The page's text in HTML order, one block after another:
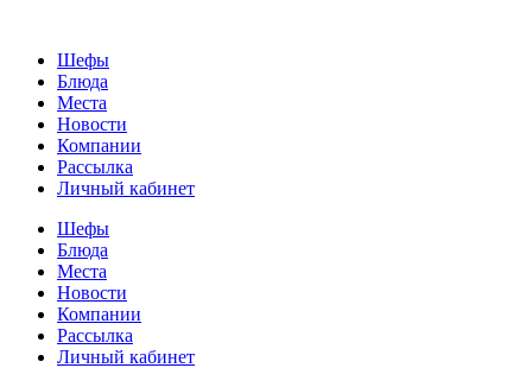
Шефы
Блюда
Места
Новости
Компании
Рассылка
Личный кабинет
Шефы
Блюда
Места
Новости
Компании
Рассылка
Личный кабинет